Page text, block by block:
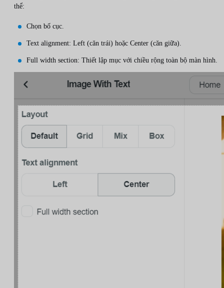
thể:
Chọn bố cục.
Text alignment: Left (căn trái) hoặc Center (căn giữa).
Full width section: Thiết lập mục với chiều rộng toàn bộ màn hình.